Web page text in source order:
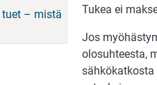
tuet – mistä
Tukea ei
Jos
olosuhteesta,